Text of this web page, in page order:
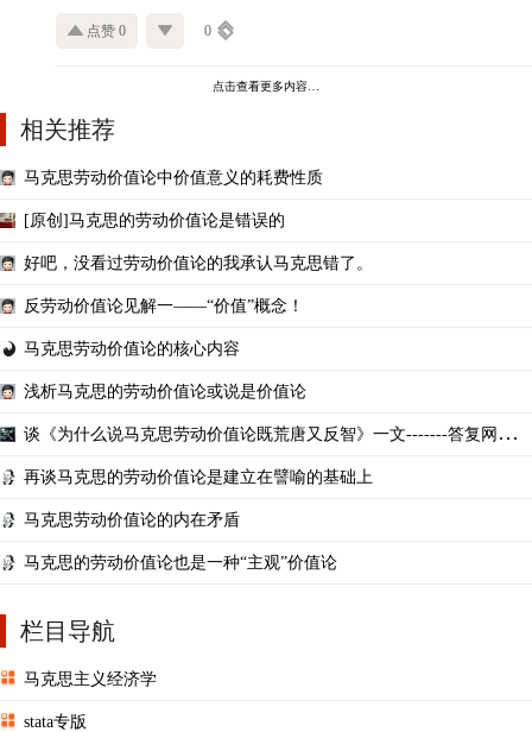
点赞 0 0
点击查看更多内容…
相关推荐
马克思劳动价值论中价值意义的耗费性质
[原创]马克思的劳动价值论是错误的
好吧，没看过劳动价值论的我承认马克思错了。
反劳动价值论见解一——“价值”概念！
马克思劳动价值论的核心内容
浅析马克思的劳动价值论或说是价值论
谈《为什么说马克思劳动价值论既荒唐又反智》一文-------答复网友转
再谈马克思的劳动价值论是建立在譬喻的基础上
马克思劳动价值论的内在矛盾
马克思的劳动价值论也是一种“主观”价值论
栏目导航
马克思主义经济学
stata专版